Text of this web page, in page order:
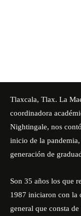
Tlaxcala, Tlax. La
coordinadora
Nightingale, nos
inicio de la
generación de
Son 35 años los que
1987 iniciaron con la
general que consta